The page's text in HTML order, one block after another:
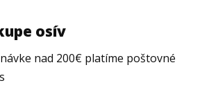
osív
nad 200€ platíme poštovné